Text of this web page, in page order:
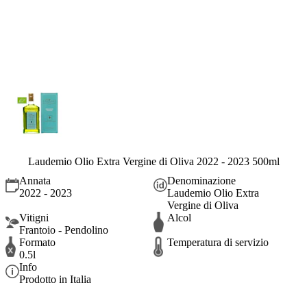
Laudemio Olio Extra Vergine di Oliva 2022 - 2023 500ml
Annata
2022 - 2023
Denominazione
Laudemio Olio Extra
Vergine di Oliva
Vitigni
Frantoio - Pendolino
Alcol
Formato
0.5l
Temperatura di servizio
Info
Prodotto in Italia